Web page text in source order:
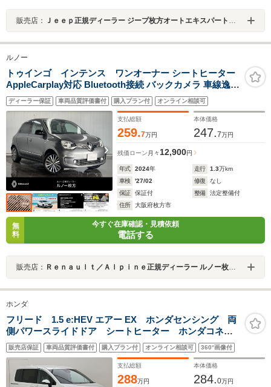
販売店： Ｊｅｅｐ正規ディーラー ジープ枚方オートエキスパートセンター
ルノー
トゥインゴ インテンス ワンオーナー シートヒーター
AppleCarplay対応 Bluetooth接続 バックカメラ 車線逸脱
警報 クルーズコントロール 純正16インチアルミホイール
認定中古車保証付
ディーラー保証 車両品質評価書付 購入プラン付 オンライン相談可
支払総額
259.7万円
本体価格
247.7万円
残価ローン 月々 12,900円
年式 2024年 走行 1.3万km
車検
'27/02 修復
なし
保証
保証付 整備
法定整備付
住所
大阪府枚方市
無
料
今すぐ在庫確認・見積依頼
電話する
販売店： Ｒｅｎａｕｌｔ／Ａｌｐｉｎｅ正規ディーラー ルノー枚方・アルピーヌポイント枚方
ホンダ
フリード 1.5 e:HEV エアー EX ホンダセンシング 両
側パワースライドドア シートヒーター ホンダコネク
トナビ対応 本革ステアリング オートエアコン リア
クーラー LEDヘッドランプ 電動格納ドアミラー ス
マートキー 15インチアルミ
販売店保証 車両品質評価書付 購入プラン付 オンライン相談可 360°画像付
支払総額
288万円
本体価格
284.0万円